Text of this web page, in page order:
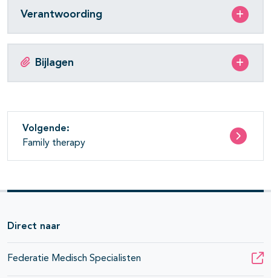
Verantwoording
Bijlagen
Volgende:
Family therapy
Direct naar
Federatie Medisch Specialisten